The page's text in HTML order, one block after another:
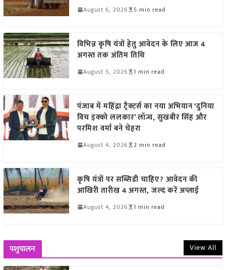
August 6, 2026 5 min read
विभिन्न कृषि यंत्रों हेतु आवेदन के लिए आज 4
अगस्त तक अंतिम तिथि
August 5, 2026 1 min read
पंजाब में महिंद्रा ट्रैक्टर्स का नया अभियान ‘दुनिया
विच इक्को ललकार’ लॉन्च, सुखबीर सिंह और
परमिश वर्मा बने चेहरा
August 4, 2026 2 min read
कृषि यंत्रों पर सब्सिडी चाहिए? आवेदन की
आखिरी तारीख 4 अगस्त, जल्द करें अप्लाई
August 4, 2026 1 min read
पशुपालन View All